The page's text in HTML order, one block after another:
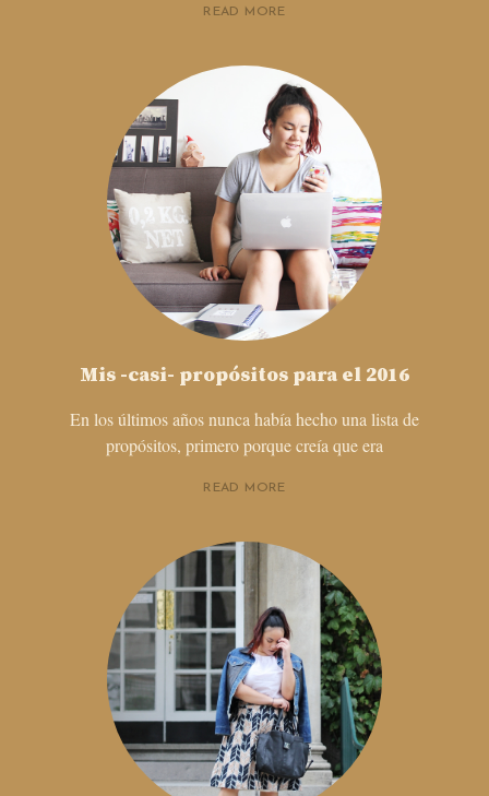
READ MORE
Mis -casi- propósitos para el 2016
En los últimos años nunca había hecho una lista de
propósitos, primero porque creía que era
READ MORE